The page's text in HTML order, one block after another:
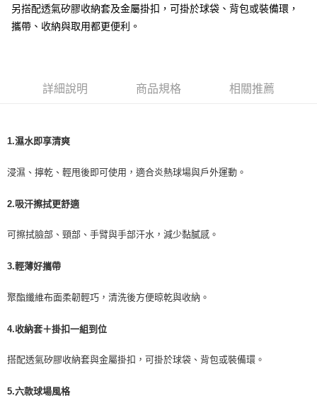
２．便利：只要手機號碼，簡訊認證，即可結帳。
２．訂單成立數日內，您將收到繳費通知簡訊。
３．收到繳費通知簡訊後14天內，點擊此簡訊中的連結，可透過四大超商／
後付繳納相關費用。
是否繳費成功／繳費後需取消欲退款等相關疑問，請聯繫「AFTEE先享後付
【注意事項】
易，需依本服務之必要範圍內提供個人資料，並將交易相關給付款項請求債
２．關於個人資料處理事宜，請瀏覽以下網址：
https://aftee.tw/terms/#terms3
「AFTEE先享後付」，若未經同意申辦者引起之損失，本公司不負相關責
４．使用「AFTEE先享後付」時，將依據個別帳號之用戶狀況，依本公司即
時審查核予不同之上限額度；若仍有額度不足之情形，本公司將視審查結果
５．嚴禁一人註冊多個帳號或使用他人資訊註冊。若發現惡意使用之情形，
運送方式
萊爾富取貨付款
7-11取貨付款
每筆NT$100，滿NT$1,000(含以上)免運費
黑貓貨到付款
另搭配透氣矽膠收納套及金屬掛扣，可掛於球袋、背包或裝備環，
攜帶、收納與取用都更便利。
詳細說明 商品規格 相關推薦
1.濕水即享清爽
浸濕、擰乾、輕甩後即可使用，適合炎熱球場與戶外運動。
2.吸汗擦拭更舒適
可擦拭臉部、頸部、手臂與手部汗水，減少黏膩感。
3.輕薄好攜帶
聚酯纖維布面柔韌輕巧，清洗後方便晾乾與收納。
4.收納套＋掛扣一組到位
搭配透氣矽膠收納套與金屬掛扣，可掛於球袋、背包或裝備環。
5.六款球場風格